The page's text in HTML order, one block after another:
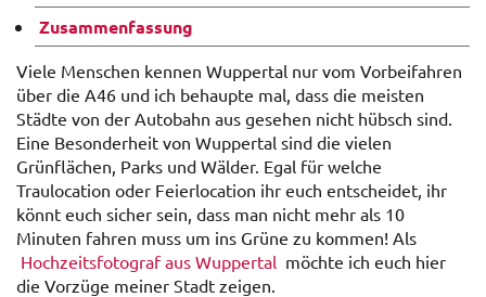
Zusammenfassung
Viele Menschen kennen Wuppertal nur vom Vorbeifahren
über die A46 und ich behaupte mal, dass die meisten
Städte von der Autobahn aus gesehen nicht hübsch sind.
Eine Besonderheit von Wuppertal sind die vielen
Grünflächen, Parks und Wälder. Egal für welche
Traulocation oder Feierlocation ihr euch entscheidet, ihr
könnt euch sicher sein, dass man nicht mehr als 10
Minuten fahren muss um ins Grüne zu kommen! Als
Hochzeitsfotograf aus Wuppertal möchte ich euch hier
die Vorzüge meiner Stadt zeigen.